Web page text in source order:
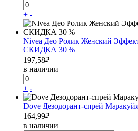
+ -
Nivea Део Ролик Женский
СКИДКА 30 %
197,58₽
в наличии
+ -
Dove Дезодорант-спрей
164,99₽
в наличии